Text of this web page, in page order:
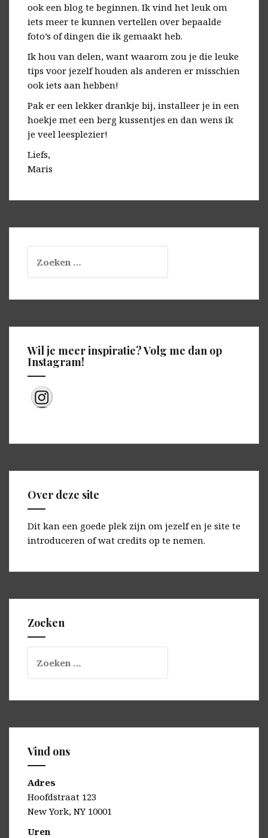
ook een blog te beginnen. Ik vind het leuk om
iets meer te kunnen vertellen over bepaalde
foto’s of dingen die ik gemaakt heb.
Ik hou van delen, want waarom zou je die leuke
tips voor jezelf houden als anderen er misschien
ook iets aan hebben!
Pak er een lekker drankje bij, installeer je in een
hoekje met een berg kussentjes en dan wens ik
je veel leesplezier!
Liefs,
Maris
naar:
Wil je meer inspiratie? Volg me dan op
Instagram!
Over deze site
Dit kan een goede plek zijn om jezelf en je site te
introduceren of wat credits op te nemen.
Zoeken
naar:
Vind ons
Adres
Hoofdstraat 123
New York, NY 10001
Uren